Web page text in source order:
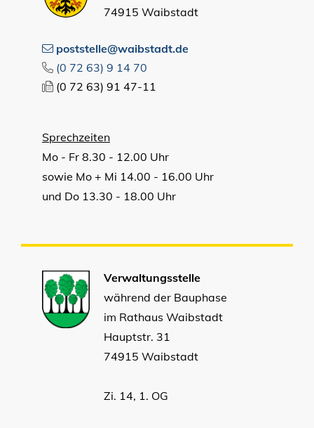
74915 Waibstadt
poststelle@waibstadt.de
(0 72 63) 9 14 70
(0 72 63) 91 47-11
Sprechzeiten
Mo - Fr 8.30 - 12.00 Uhr
sowie Mo + Mi 14.00 - 16.00 Uhr
und Do 13.30 - 18.00 Uhr
Verwaltungsstelle
während der Bauphase
im Rathaus Waibstadt
Hauptstr. 31
74915 Waibstadt
Zi. 14, 1. OG